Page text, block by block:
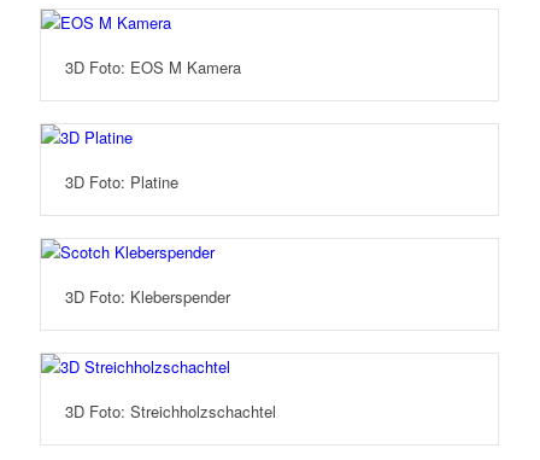
3D Foto: EOS M Kamera
3D Foto: Platine
3D Foto: Kleberspender
3D Foto: Streichholzschachtel